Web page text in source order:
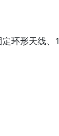
环形天线